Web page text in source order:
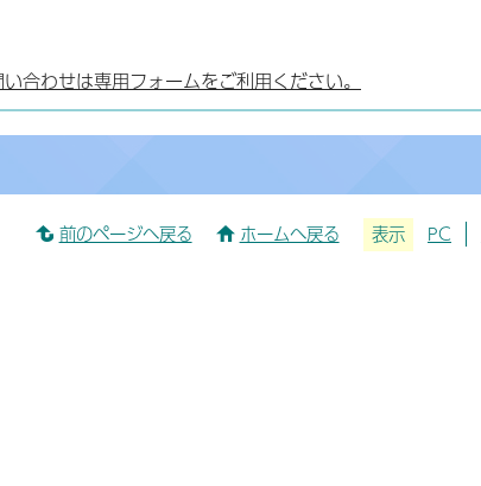
合わせは専用フォームをご利用ください。
前のページへ戻る ホームへ戻る 表示 PC